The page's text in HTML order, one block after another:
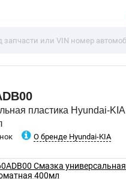
пластика Hyundai-
О бренде Hyundai-KIA